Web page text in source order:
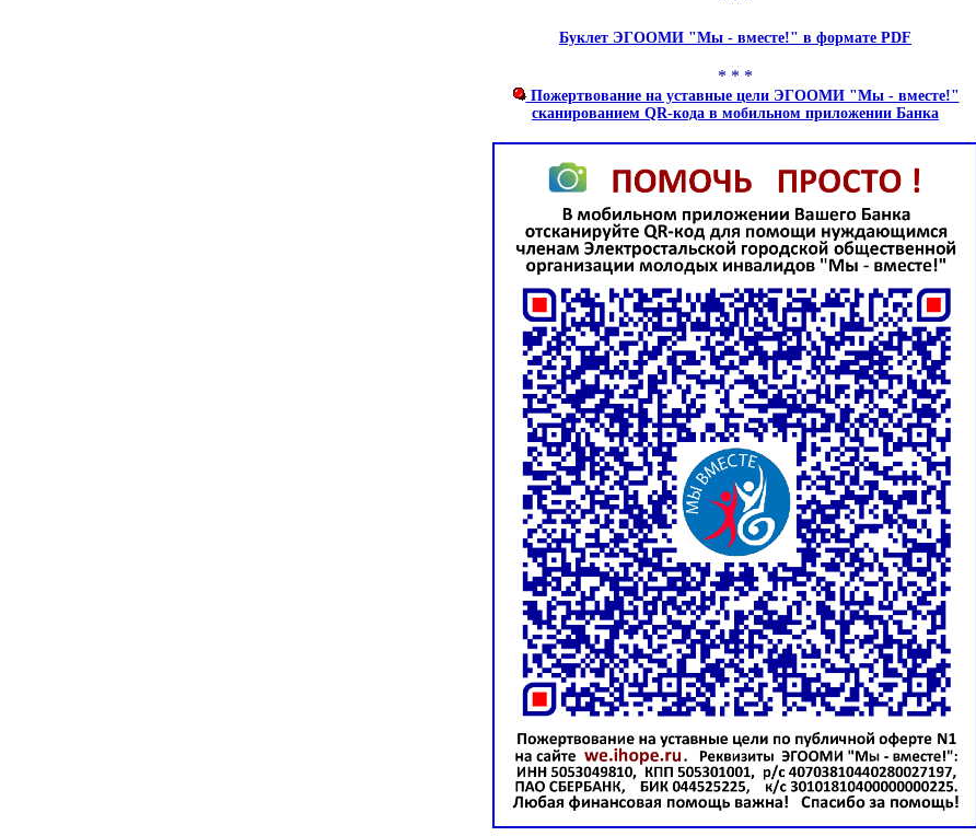
Буклет ЭГООМИ "Мы - вместе!" в формате PDF
* * *
Пожертвование на уставные цели ЭГООМИ "Мы - вместе!"
сканированием QR-кода в мобильном приложении Банка